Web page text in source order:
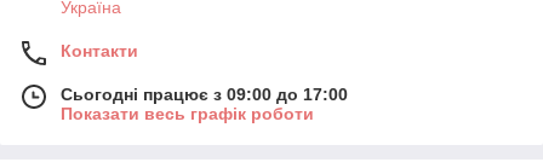
Україна
Контакти
Сьогодні працює з 09:00 до 17:00
Показати весь графік роботи